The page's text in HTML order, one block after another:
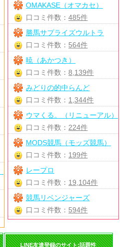
OMAKASE（オマカセ）
口コミ件数：485件
勝馬サプライズウルトラ
口コミ件数： 564件
暁（あかつき）
口コミ件数：8,139件
みどりの的中らんど
口コミ件数： 1,344件
ウマくる。（リニューアル）
口コミ件数： 224件
MODS競馬（モッズ競馬）
口コミ件数： 199件
レープロ
口コミ件数： 19,104件
競馬リベンジャーズ
口コミ件数： 594件
LINE友達登録のサイト:話題性